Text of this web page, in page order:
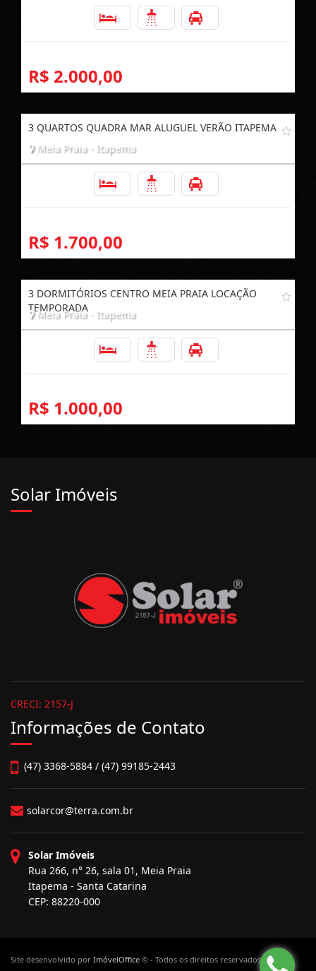
R$ 2.000,00
3 QUARTOS QUADRA MAR ALUGUEL VERÃO ITAPEMA
Meia Praia - Itapema
R$ 1.700,00
3 DORMITÓRIOS CENTRO MEIA PRAIA LOCAÇÃO
TEMPORADA
Meia Praia - Itapema
R$ 1.000,00
CRECI: 2157-J
(47) 3368-5884 / (47) 99185-2443
solarcor@terra.com.br
Itapema - Santa Catarina